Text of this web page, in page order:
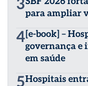
3para ampliar
4[e-book] –
governança e
em saúde
Hospitais